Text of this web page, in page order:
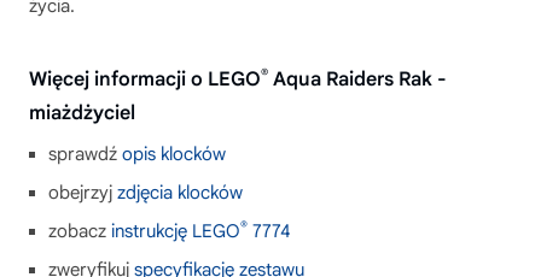
życia.
Więcej informacji o LEGO® Aqua Raiders Rak -
miażdżyciel
sprawdź opis klocków
obejrzyj zdjęcia klocków
zobacz instrukcję LEGO® 7774
zweryfikuj specyfikację zestawu